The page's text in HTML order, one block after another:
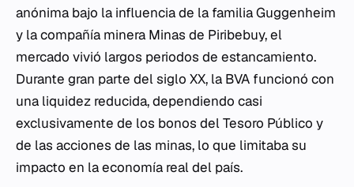
anónima bajo la influencia de la familia Guggenheim
y la compañía minera Minas de Piribebuy, el
mercado vivió largos periodos de estancamiento.
Durante gran parte del siglo XX, la BVA funcionó con
una liquidez reducida, dependiendo casi
exclusivamente de los bonos del Tesoro Público y
de las acciones de las minas, lo que limitaba su
impacto en la economía real del país.